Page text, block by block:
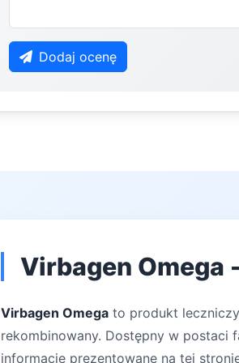
Dodaj ocenę
Virbagen Omega
Virbagen Omega to produkt
rekombinowany. Dostępny w postaci
informacje prezentowane na tej